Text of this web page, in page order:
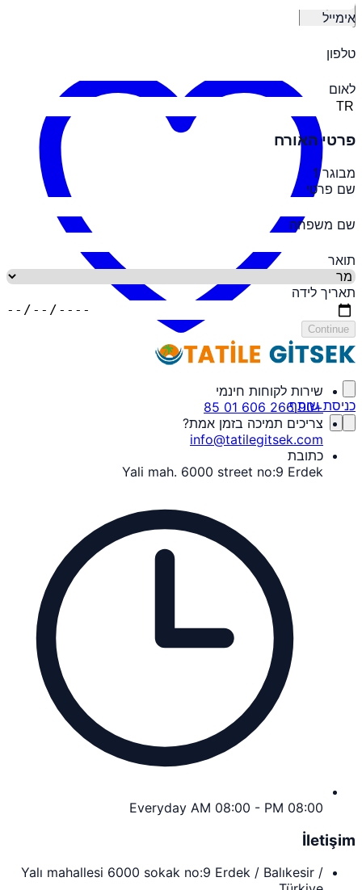
כניסת שותף
אימייל
טלפון
לאום
פרטי האורח
מבוגר 1
שם פרטי
שם משפחה
תואר
תאריך לידה
Continue
שירות לקוחות חינמי
+90 266 606 01 85
צריכים תמיכה בזמן אמת?
info@tatilegitsek.com
כתובת
Yali mah. 6000 street no:9 Erdek
Everyday AM 08:00 - PM 08:00
İletişim
Yalı mahallesi 6000 sokak no:9 Erdek / Balıkesir /